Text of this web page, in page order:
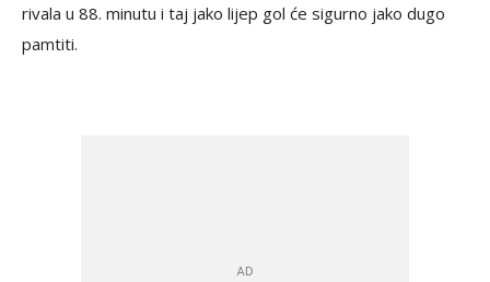
rivala u 88. minutu i taj jako lijep gol će sigurno jako dugo
pamtiti.